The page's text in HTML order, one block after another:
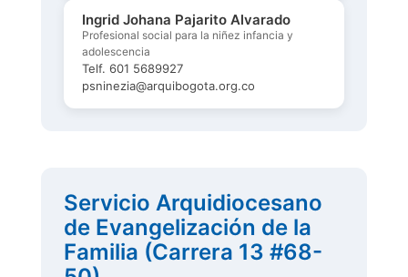
Ingrid Johana Pajarito Alvarado
Profesional social para la niñez infancia y
adolescencia
Telf. 601 5689927
psninezia@arquibogota.org.co
Servicio Arquidiocesano
de Evangelización de la
Familia (Carrera 13 #68-